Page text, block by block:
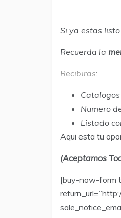
Si ya estas
Recuerda la
Recibiras:
Numero
Listado
Aqui esta tu
(Aceptamos
[buy-now-form